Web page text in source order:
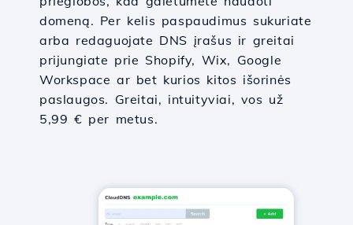
domeną. Per kelis paspaudimus sukuriate
arba redaguojate DNS įrašus ir greitai
prijungiate prie Shopify, Wix, Google
Workspace ar bet kurios kitos išorinės
paslaugos. Greitai, intuityviai, vos už
5,99 € per metus.